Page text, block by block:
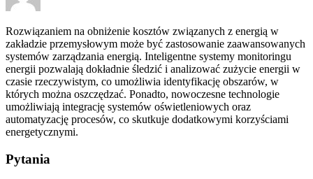
Rozwiązaniem na obniżenie kosztów związanych z energią w
zakładzie przemysłowym może być zastosowanie zaawansowanych
systemów zarządzania energią. Inteligentne systemy monitoringu
energii pozwalają dokładnie śledzić i analizować zużycie energii w
czasie rzeczywistym, co umożliwia identyfikację obszarów, w
których można oszczędzać. Ponadto, nowoczesne technologie
umożliwiają integrację systemów oświetleniowych oraz
automatyzację procesów, co skutkuje dodatkowymi korzyściami
energetycznymi.
Pytania